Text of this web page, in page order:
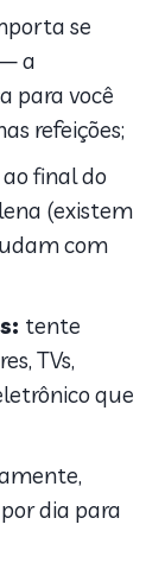
se
a
para você
refeições;
final do
(existem
com
tente
TVs,
que
por dia para